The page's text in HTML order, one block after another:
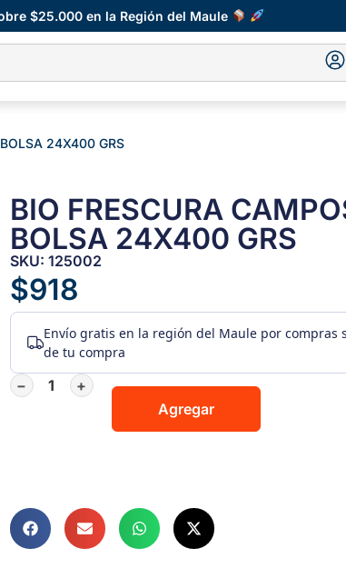
$25.000 en la Región del Maule
24X400 GRS
BIO FRESCURA
BOLSA 24X400 GRS
SKU: 125002
$918
Envío gratis en la región del Maule por compras
de tu compra
−
+
Agregar